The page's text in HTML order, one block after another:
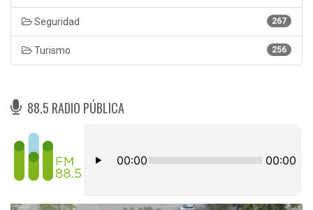
267
Seguridad
256
Turismo
88.5 RADIO PÚBLICA